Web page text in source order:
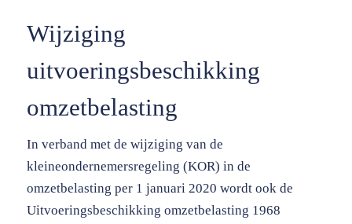
Wijziging
uitvoeringsbeschikking
omzetbelasting
In verband met de wijziging van de
kleineondernemersregeling (KOR) in de
omzetbelasting per 1 januari 2020 wordt ook de
Uitvoeringsbeschikking omzetbelasting 1968